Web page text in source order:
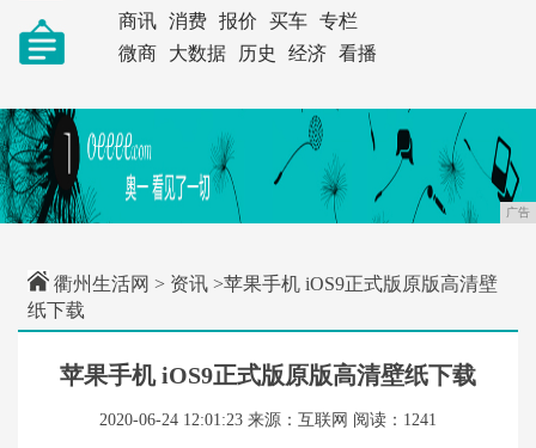
商讯
消费 报价 买车
专栏
微商
大数据 历史 经济 看播
广告
衢州生活网 > 资讯 >苹果手机 iOS9正式版原版高清壁
纸下载
苹果手机 iOS9正式版原版高清壁纸下载
2020-06-24 12:01:23 来源：互联网 阅读：1241